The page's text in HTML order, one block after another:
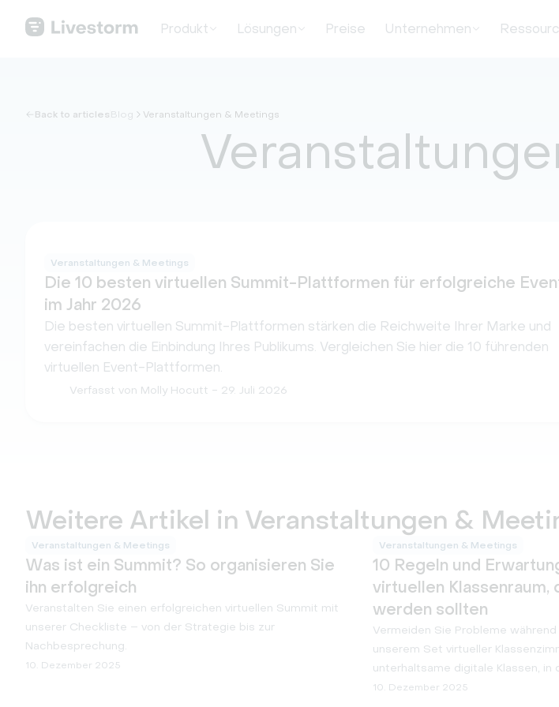
Produkt Lösungen Preise Unternehmen
Back to articles Blog Veranstaltungen & Meetings
Veranstaltungen & Meetings
Die 10 besten virtuellen Summit-Plattformen für erfolgreiche
im Jahr 2026
Die besten virtuellen Summit-Plattformen stärken die Reichweite Ihrer Marke und
vereinfachen die Einbindung Ihres Publikums. Vergleichen Sie hier die 10 führenden
virtuellen Event-Plattformen.
Verfasst von Molly Hocutt - 29. Juli 2026
Weitere Artikel in Veranstaltungen &
Veranstaltungen & Meetings
Was ist ein Summit? So organisieren Sie
ihn erfolgreich
Veranstalten Sie einen erfolgreichen virtuellen Summit mit
unserer Checkliste – von der Strategie bis zur
Nachbesprechung.
10. Dezember 2025
Veranstaltungen & Meetings
10 Regeln und
virtuellen Klassenraum,
werden sollten
Vermeiden Sie Probleme
unserem Set virtueller
unterhaltsame digitale Klassen, in
engagiert und begeistert zu lernen
10. Dezember 2025